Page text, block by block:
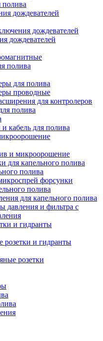
полива
дождевателей
дождевателей
дождевателей
полива
для полива
проводные
для контролеров
полива
кабель для полива
и микроорошение
для капельного полива
полива
форсунки
полива
для капельного полива
давления и фильтра с
и гидранты
розетки и гидранты
розетки